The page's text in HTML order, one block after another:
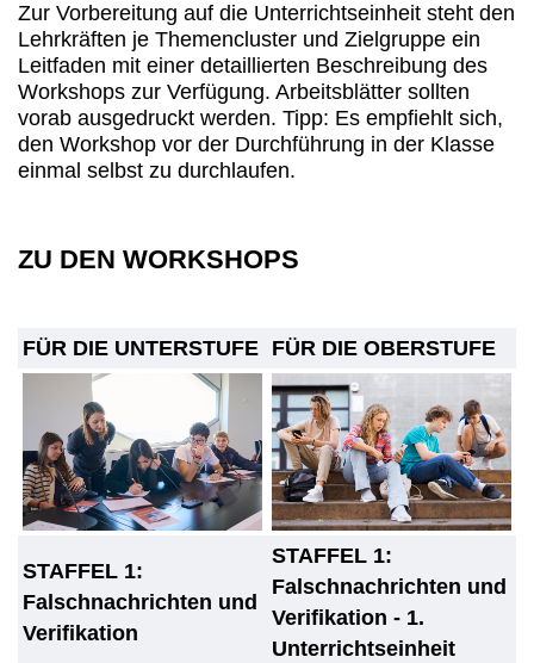
Zur Vorbereitung auf die Unterrichtseinheit steht den
Lehrkräften je Themencluster und Zielgruppe ein
Leitfaden mit einer detaillierten Beschreibung des
Workshops zur Verfügung. Arbeitsblätter sollten
vorab ausgedruckt werden. Tipp: Es empfiehlt sich,
den Workshop vor der Durchführung in der Klasse
einmal selbst zu durchlaufen.
ZU DEN WORKSHOPS
FÜR DIE UNTERSTUFE FÜR DIE OBERSTUFE
STAFFEL 1:
Falschnachrichten und
Verifikation
STAFFEL 1:
Falschnachrichten und
Verifikation - 1.
Unterrichtseinheit